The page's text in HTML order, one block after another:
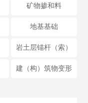
矿物掺和料
地基基础
岩土层锚杆（索）
建（构）筑物变形